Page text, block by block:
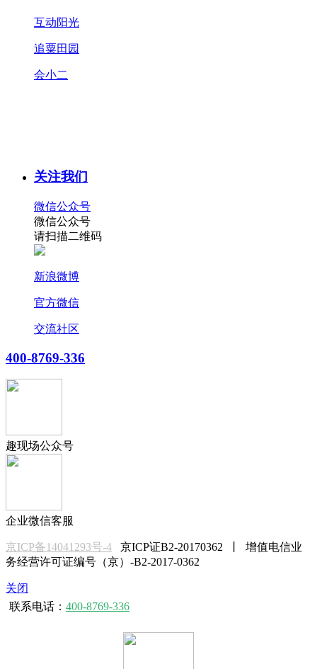
互动阳光
追粟田园
会小二
关注我们
微信公众号
微信公众号
请扫描二维码
新浪微博
官方微信
交流社区
400-8769-336
趣现场公众号
企业微信客服
京ICP备14041293号-4 京ICP证B2-20170362 丨 增值电信业
务经营许可证编号（京）-B2-2017-0362
关闭
联系电话： 400-8769-336